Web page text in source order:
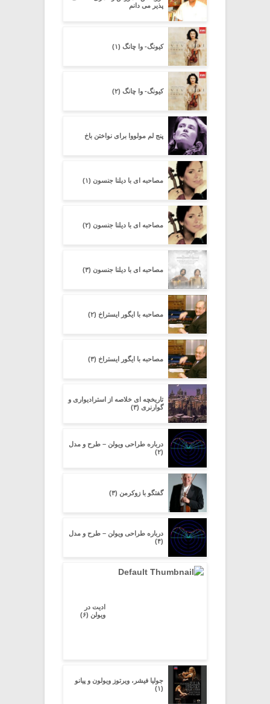
پذیر می دانم
کیونگ- وا چانگ (۱)
کیونگ- وا چانگ (۲)
پنج لم مولووا برای نواختن باخ
مصاحبه ای با دیلنا جنسون (۱)
مصاحبه ای با دیلنا جنسون (۲)
مصاحبه ای با دیلنا جنسون (۳)
مصاحبه با ایگور ایستراخ (۲)
مصاحبه با ایگور ایستراخ (۳)
تاریخچه ای خلاصه از استرادیواری و
گوارنری (۳)
درباره طراحی ویولن – طرح و مدل
(۲)
گفتگو با زوکرمن (۳)
درباره طراحی ویولن – طرح و مدل
(۴)
ادیت در
ویولن (۶)
جولیا فیشر، ویرتوز ویولون و پیانو
(۱)